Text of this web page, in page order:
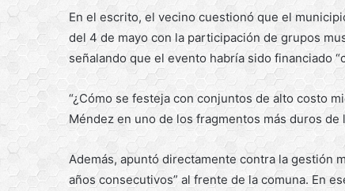
En el escrito, el vecino cuestionó que el
del 4 de mayo con la participación de grupos
señalando que el evento habría sido financiado
“¿Cómo se festeja con conjuntos de alto costo
Méndez en uno de los fragmentos más duros de
Además, apuntó directamente contra la gestión
años consecutivos” al frente de la comuna. En